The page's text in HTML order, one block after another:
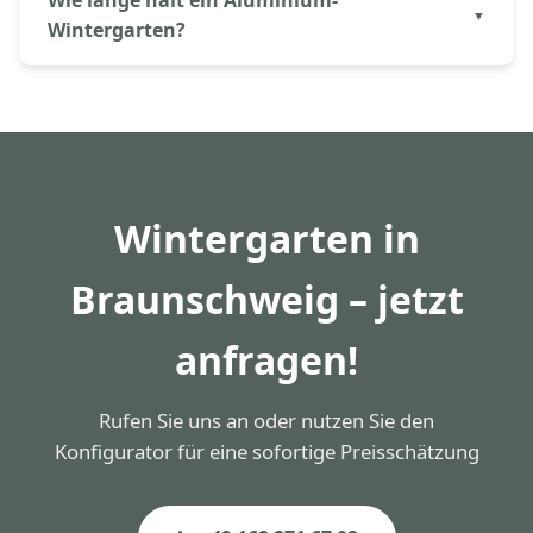
möglich. Wir nehmen vor Ort Maß, prüfen die
baulichen Gegebenheiten und fertigen den
Wintergarten?
in Braunschweig sind auf eine Lebensdauer von
Wintergarten in
Braunschweig – jetzt
anfragen!
Rufen Sie uns an oder nutzen Sie den
Konfigurator für eine sofortige Preisschätzung